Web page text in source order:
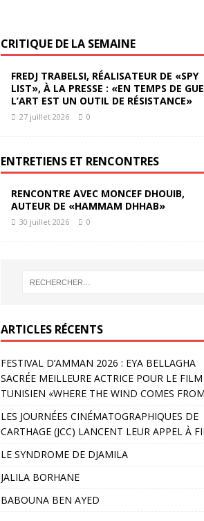
CRITIQUE DE LA SEMAINE
FREDJ TRABELSI, RÉALISATEUR DE «SPY
LIST», À LA PRESSE : «EN TEMPS DE
L’ART EST UN OUTIL DE RÉSISTANCE»
27 juillet 2026 0
ENTRETIENS ET RENCONTRES
RENCONTRE AVEC MONCEF DHOUIB,
AUTEUR DE «HAMMAM DHHAB»
30 juillet 2026 0
ARTICLES RÉCENTS
FESTIVAL D’AMMAN 2026 : EYA BELLAGHA
SACRÉE MEILLEURE ACTRICE POUR LE FILM
TUNISIEN «WHERE THE WIND COMES
LES JOURNÉES CINÉMATOGRAPHIQUES DE
CARTHAGE (JCC) LANCENT LEUR APPEL À
LE SYNDROME DE DJAMILA
JALILA BORHANE
BABOUNA BEN AYED